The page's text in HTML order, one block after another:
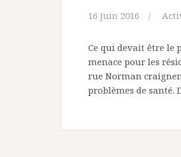
16 juin 2016
Ce qui devait être le
menace pour les
rue Norman
problèmes de santé.